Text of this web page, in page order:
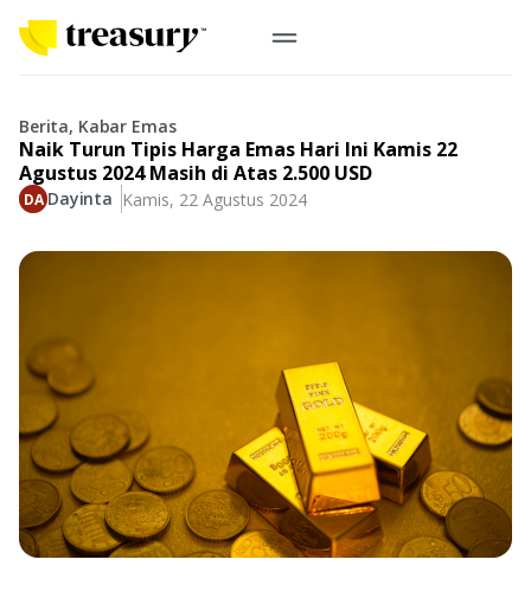
Emas Fisik
Logam Mulia
Koin Nusantara, Lunar & Custom
Perhiasan
From Story
Buyback
Jual emas kamu ke Treasury
Perusahaan
Gold for Good
Berkontribusi pada hal yang benar-benar berarti
#BuatMasaDepan
Green Gold
Indonesia
Indonesia
Berita, Kabar Emas
Naik Turun Tipis Harga Emas Hari Ini Kamis 22
Agustus 2024 Masih di Atas 2.500 USD
Dayinta Kamis, 22 Agustus 2024